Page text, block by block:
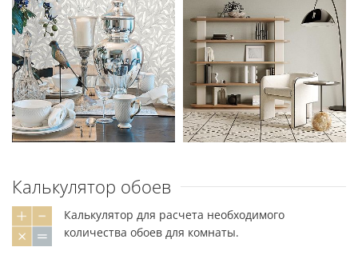
Калькулятор обоев
Калькулятор для расчета необходимого
количества обоев для комнаты.